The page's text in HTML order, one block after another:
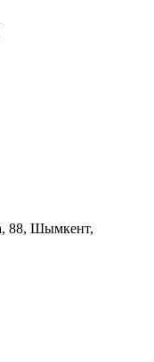
88, Шымкент,